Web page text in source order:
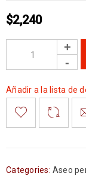
$2,240
Añadir a la lista de
Categories: Aseo